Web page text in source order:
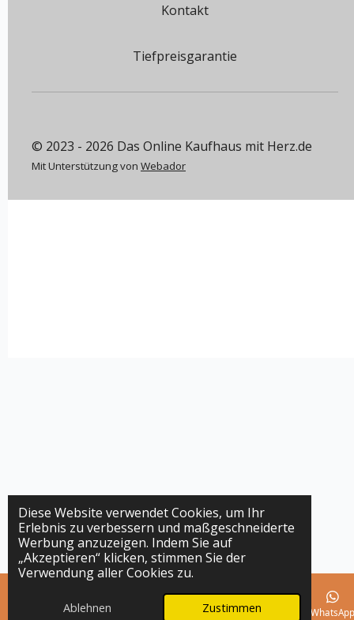
Diese Website verwendet Cookies, um Ihr
Erlebnis zu verbessern und maßgeschneiderte
Werbung anzuzeigen. Indem Sie auf
„Akzeptieren“ klicken, stimmen Sie der
Verwendung aller Cookies zu.
Ablehnen Zustimmen
Kontakt
Tiefpreisgarantie
© 2023 - 2026 Das Online Kaufhaus mit Herz.de
Mit Unterstützung von Webador
Telefon Instagram WhatsApp